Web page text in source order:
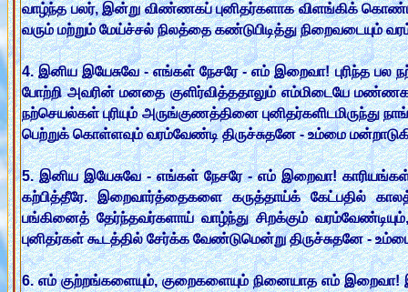
வாழ்ந்த பலர், இன்று விண்ணகப் புனிதர்களாக விளங்கிக்
வரும் மற்றும் மேய்ச்சல் நிலத்தை கண்டுபிடித்து நிறைவடையும்
4. இனிய இயேசுவே - எங்கள் நேசரே - எம் இறைவா! புரிந்த
போற்றி அவரின் மனதை குளிர்வித்ததாலும் எம்மிடையே
நற்செயல்கள் புரியும் அருங்குணத்தினை புனிதர்களிடமிருந்து
பெற்றுக் கொள்ளவும் வரம்வேண்டி திருச்சுதனே - உம்மை
5. இனிய இயேசுவே - எங்கள் நேசரே - எம் இறைவா!
கற்பித்தீரே. இறைவார்த்தைகளை கருத்தாய்க் கேட்பதில்
பங்கினைத் தேர்ந்தவர்களாய் வாழ்ந்து சிறக்கும்
புனிதர்கள் கூடத்தில் சேர்க்க வேண்டுமென்று திருச்சுதனே -
6. எம் குற்றங்களையும், குறைகளையும் நினையாத எம்